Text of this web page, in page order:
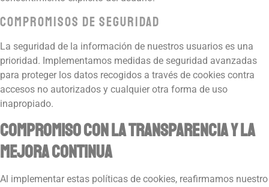
Compromisos de Seguridad
La seguridad de la información de nuestros usuarios es una
prioridad. Implementamos medidas de seguridad avanzadas
para proteger los datos recogidos a través de cookies contra
accesos no autorizados y cualquier otra forma de uso
inapropiado.
Compromiso con la Transparencia y la
Mejora Continua
Al implementar estas políticas de cookies, reafirmamos nuestro